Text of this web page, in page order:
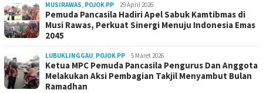
MUSIRAWAS, POJOK PP 29 April 2026
Pemuda Pancasila Hadiri Apel Sabuk Kamtibmas di
Musi Rawas, Perkuat Sinergi Menuju Indonesia Emas
2045
LUBUKLINGGAU, POJOK PP 5 Maret 2026
Ketua MPC Pemuda Pancasila Pengurus Dan Anggota
Melakukan Aksi Pembagian Takjil Menyambut Bulan
Ramadhan